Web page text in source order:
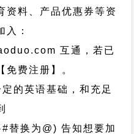
资料、产品优惠券等资
入：
互通，若已
免费注册】。
的英语基础，和充足
换为@) 告知想要加